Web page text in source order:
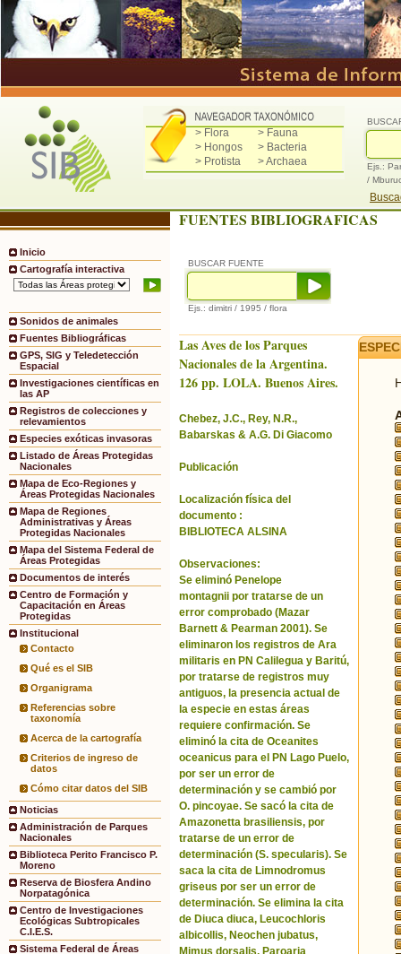
> Flora
> Fauna
> Hongos
> Bacteria
> Protista
> Archaea
Ejs.:
/
Inicio
Cartografía interactiva
Sonidos de animales
Fuentes Bibliográficas
GPS, SIG y Teledetección
Espacial
Investigaciones científicas en
las AP
Registros de colecciones y
relevamientos
Especies exóticas invasoras
Listado de Áreas Protegidas
Nacionales
Mapa de Eco-Regiones y
Áreas Protegidas Nacionales
Mapa de Regiones
Administrativas y Áreas
Protegidas Nacionales
Mapa del Sistema Federal de
Áreas Protegidas
Documentos de interés
Centro de Formación y
Capacitación en Áreas
Protegidas
Institucional
Contacto
Qué es el SIB
Organigrama
Referencias sobre
taxonomía
Acerca de la cartografía
Criterios de ingreso de
datos
Cómo citar datos del SIB
Noticias
Administración de Parques
Nacionales
Biblioteca Perito Francisco P.
Moreno
Reserva de Biosfera Andino
Norpatagónica
Centro de Investigaciones
Ecológicas Subtropicales
C.I.E.S.
Sistema Federal de Áreas
FUENTES BIBLIOGRAFICAS
BUSCAR FUENTE
Ejs.: dimitri / 1995 / flora
Las Aves de los Parques
Nacionales de la Argentina.
126 pp. LOLA. Buenos Aires.
Chebez, J.C., Rey, N.R.,
Babarskas & A.G. Di Giacomo
Publicación
Localización física del
documento :
BIBLIOTECA ALSINA
Observaciones:
Se eliminó Penelope
montagnii por tratarse de un
error comprobado (Mazar
Barnett & Pearman 2001). Se
eliminaron los registros de Ara
militaris en PN Calilegua y Baritú,
por tratarse de registros muy
antiguos, la presencia actual de
la especie en estas áreas
requiere confirmación. Se
eliminó la cita de Oceanites
oceanicus para el PN Lago Puelo,
por ser un error de
determinación y se cambió por
O. pincoyae. Se sacó la cita de
Amazonetta brasiliensis, por
tratarse de un error de
determinación (S. specularis). Se
saca la cita de Limnodromus
griseus por ser un error de
determinación. Se elimina la cita
de Diuca diuca, Leucochloris
albicollis, Neochen jubatus,
Mimus dorsalis, Paroaria